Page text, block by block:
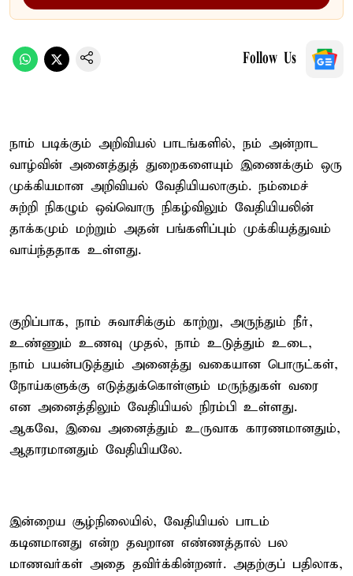
Follow Us
நாம் படிக்கும் அறிவியல் பாடங்களில், நம் அன்றாட
வாழ்வின் அனைத்துத் துறைகளையும் இணைக்கும் ஒரு
முக்கியமான அறிவியல் வேதியியலாகும். நம்மைச்
சுற்றி நிகழும் ஒவ்வொரு நிகழ்விலும் வேதியியலின்
தாக்கமும் மற்றும் அதன் பங்களிப்பும் முக்கியத்துவம்
வாய்ந்ததாக உள்ளது.
குறிப்பாக, நாம் சுவாசிக்கும் காற்று, அருந்தும் நீர்,
உண்ணும் உணவு முதல், நாம் உடுத்தும் உடை,
நாம் பயன்படுத்தும் அனைத்து வகையான பொருட்கள்,
நோய்களுக்கு எடுத்துக்கொள்ளும் மருந்துகள் வரை
என அனைத்திலும் வேதியியல் நிரம்பி உள்ளது.
ஆகவே, இவை அனைத்தும் உருவாக காரணமானதும்,
ஆதாரமானதும் வேதியியலே.
இன்றைய சூழ்நிலையில், வேதியியல் பாடம்
கடினமானது என்ற தவறான எண்ணத்தால் பல
மாணவர்கள் அதை தவிர்க்கின்றனர். அதற்குப் பதிலாக,